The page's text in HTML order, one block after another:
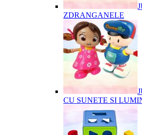
ZDRANGANELE
CU SUNETE SI